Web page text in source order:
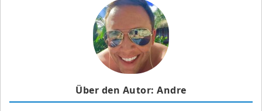
Über den Autor: Andre